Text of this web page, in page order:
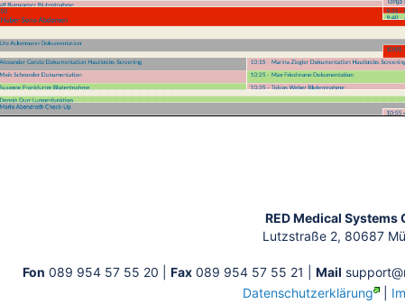
RED Medical Systems
Lutzstraße 2, 80687
Fon 089 954 57 55 20 | Fax089 954 57 55 21 | Mail
Datenschutzerklärung |